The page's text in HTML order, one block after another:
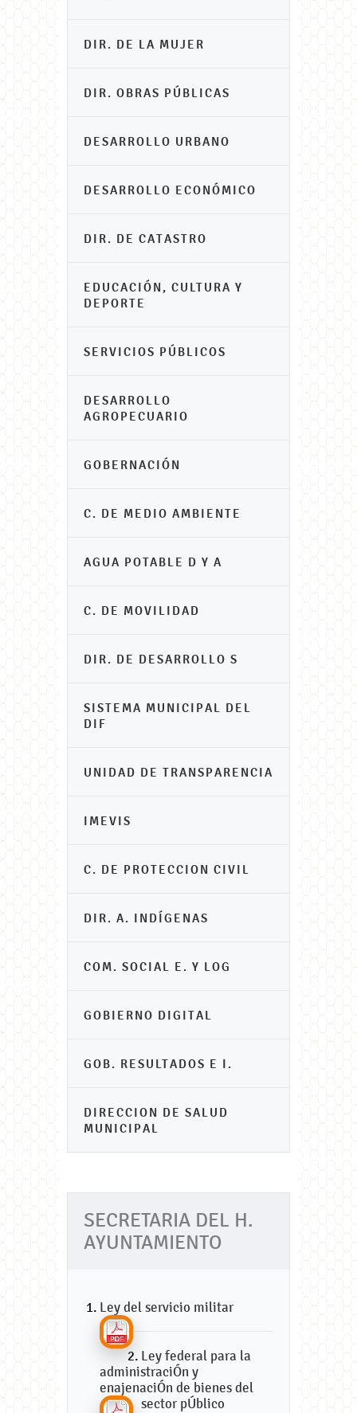
DIR. DE LA MUJER
DIR. OBRAS PÚBLICAS
DESARROLLO URBANO
DESARROLLO ECONÓMICO
DIR. DE CATASTRO
EDUCACIÓN, CULTURA Y
DEPORTE
SERVICIOS PÚBLICOS
DESARROLLO
AGROPECUARIO
GOBERNACIÓN
C. DE MEDIO AMBIENTE
AGUA POTABLE D Y A
C. DE MOVILIDAD
DIR. DE DESARROLLO S
SISTEMA MUNICIPAL DEL
DIF
UNIDAD DE TRANSPARENCIA
IMEVIS
C. DE PROTECCION CIVIL
DIR. A. INDÍGENAS
COM. SOCIAL E. Y LOG
GOBIERNO DIGITAL
GOB. RESULTADOS E I.
DIRECCION DE SALUD
MUNICIPAL
SECRETARIA DEL H.
AYUNTAMIENTO
Ley del servicio militar
Ley federal para la
administraciÓn y
enajenaciÓn de bienes del
sector pÚblico